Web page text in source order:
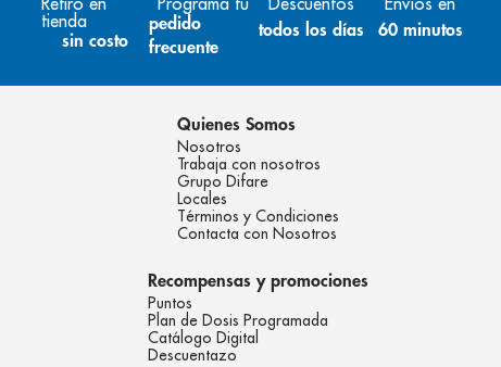
tienda
sin costo
pedido
frecuente
todos los días 60 minutos
Quienes Somos
Nosotros
Trabaja con nosotros
Grupo Difare
Locales
Términos y Condiciones
Contacta con Nosotros
Recompensas y promociones
Puntos
Plan de Dosis Programada
Catálogo Digital
Descuentazo